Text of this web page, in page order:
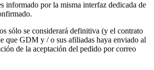
informado por la misma interfaz dedicada de
sólo se considerará definitiva (y el contrato
que GDM y / o sus afiliadas haya enviado al
de la aceptación del pedido por correo